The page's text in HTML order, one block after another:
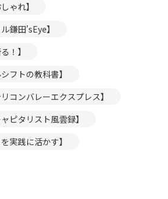
ゃれ】
鎌田’sEye】
！】
フトの教科書】
コンバレーエクスプレス】
ピタリスト風雲録】
実践に活かす】